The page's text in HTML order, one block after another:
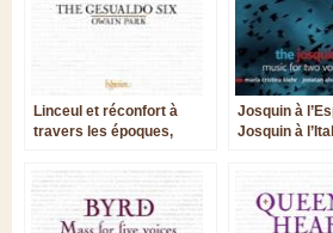
Linceul et réconfort à
travers les époques,
vocale par les Gesualdo
Josquin à
Josquin à